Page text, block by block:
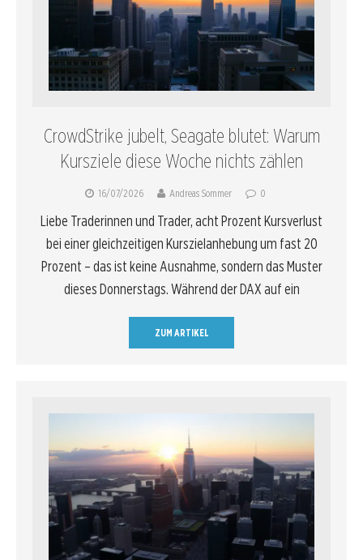
CrowdStrike jubelt, Seagate blutet: Warum
Kursziele diese Woche nichts zählen
16/07/2026 Andreas Sommer 0
Liebe Traderinnen und Trader, acht Prozent Kursverlust
bei einer gleichzeitigen Kurszielanhebung um fast 20
Prozent – das ist keine Ausnahme, sondern das Muster
dieses Donnerstags. Während der DAX auf ein
ZUM ARTIKEL